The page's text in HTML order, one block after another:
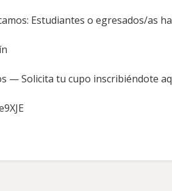
Estudiantes o egresados/as
— Solicita tu cupo inscribiéndote